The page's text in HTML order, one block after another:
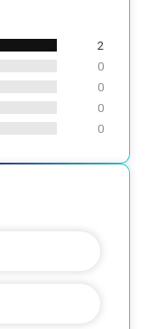
2
0
0
0
0